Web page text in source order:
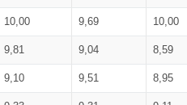
10,00 9,69 10,00
9,81 9,04 8,59
9,10 9,51 8,95